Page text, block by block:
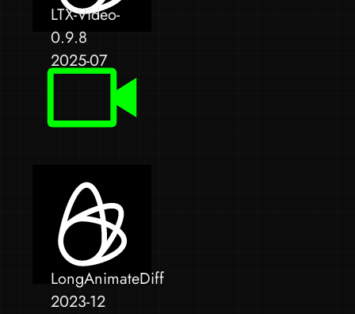
LTX-Video-
0.9.8
2025-07
LongAnimateDiff
2023-12